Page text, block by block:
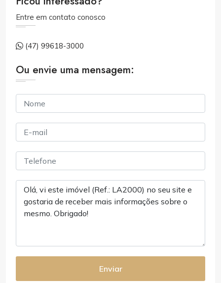
Entre em contato conosco
(47) 99618-3000
Ou envie uma mensagem:
Enviar